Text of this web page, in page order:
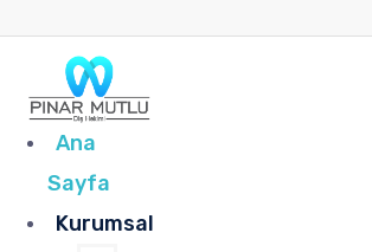
Ana
Sayfa
Kurumsal